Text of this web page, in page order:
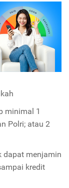
minimal 1
Polri; atau 2
dapat menjamin
kredit